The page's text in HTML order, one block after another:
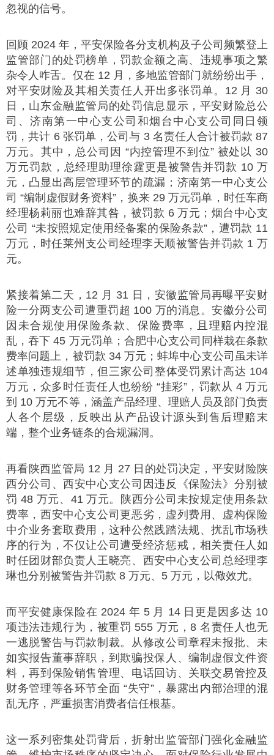
忽视的信号。
回顾 2024 年，平安保险各分支机构及子公司频繁登上
监管部门的处罚榜单，罚款金额之高、违规事项之繁
杂令人咋舌。仅在 12 月，多地监管部门就纷纷出手，
对平安财险及其相关责任人开出多张罚单。12 月 30
日，山东金融监管局的处罚信息显示，平安财险总公
司、济南第一中心支公司和烟台中心支公司同日领
罚，共计 6 张罚单，公司与 3 名责任人合计被罚款 87
万元。其中，总公司因 “内控管理不到位” 被处以 30
万元罚款，总经理助理徐霆更是被警告并罚款 10 万
元，凸显出高层管理环节的疏漏；济南第一中心支公
司 “编制虚假财务资料”，换来 29 万元罚单，时任车商
经理杨莉丽也难辞其咎，被罚款 6 万元；烟台中心支
公司 “未按照规定使用经备案的保险条款”，遭罚款 11
万元，时任莱州支公司经理李天顺被警告并罚款 1 万
元。
紧接着第二天，12 月 31 日，安徽监管局再曝平安财
险一分两支公司遭重罚超 100 万的消息。安徽分公司
因未合规使用保险条款、保险费率，且理赔内控混
乱，吞下 45 万元罚单；合肥中心支公司同样栽在条款
费率问题上，被罚款 34 万元；蚌埠中心支公司虽未详
述单独违规细节，但三家公司整体受罚累计高达 104
万元，众多时任责任人也纷纷 “挂彩”，罚款从 4 万元
到 10 万元不等，涵盖产品经理、理赔人员及部门负责
人各个层级，反映出从产品设计源头到售后理赔末
端，整个业务链条的合规漏洞。
再看陕西监管局 12 月 27 日的处罚决定，平安财险陕
西分公司、西安中心支公司因违反《保险法》分别被
罚 48 万元、41 万元。陕西分公司未按规定使用条款
费率，西安中心支公司更恶劣，虚列费用、虚构保险
中介业务套取费用，这种公然践踏法规、扰乱市场秩
序的行为，不仅让公司遭受经济惩戒，相关责任人如
时任团财部负责人王晓亮、西安中心支公司总经理李
琳也分别被警告并罚款 8 万元、5 万元，以儆效尤。
而平安健康保险在 2024 年 5 月 14 日更是因多达 10
项违法违规行为，被重罚 555 万元，8 名责任人也无
一逃脱警告与罚款制裁。从修改公司章程未报批、未
如实报告董事辞职，到欺骗投保人、编制虚假文件资
料，再到保险销售管理、电话回访、关联交易管控及
财务管理等各环节全面 “失守”，暴露出内部治理的混
乱无序，严重损害消费者信任根基。
这一系列密集处罚背后，折射出监管部门强化金融监